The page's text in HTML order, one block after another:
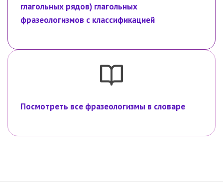
глагольных рядов) глагольных
фразеологизмов с классификацией
Посмотреть все фразеологизмы в словаре